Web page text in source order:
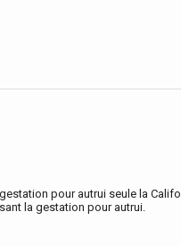
pour autrui seule la
la gestation pour autrui.